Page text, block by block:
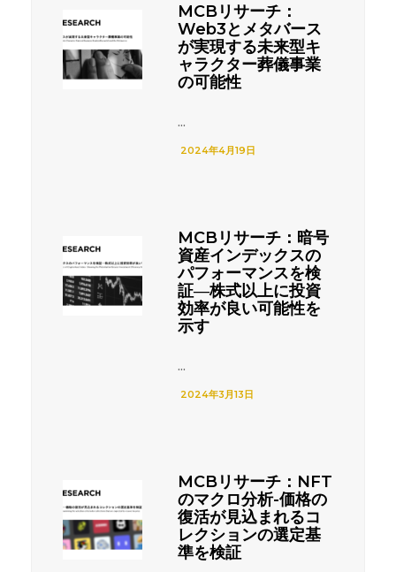
MCBリサーチ：
Web3とメタバース
が実現する未来型キ
ャラクター葬儀事業
の可能性
...
2024年4月19日
MCBリサーチ：暗号
資産インデックスの
パフォーマンスを検
証―株式以上に投資
効率が良い可能性を
示す
...
2024年3月13日
MCBリサーチ：NFT
のマクロ分析-価格の
復活が見込まれるコ
レクションの選定基
準を検証